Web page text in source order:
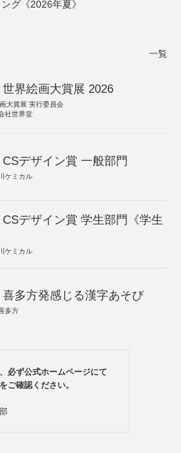
グ《2026年夏》
一覧
世界絵画大賞展 2026
大賞展 実行委員会
社世界堂
デザイン賞 一般部門
ケミカル
CSデザイン賞 学生部門《学生
ケミカル
喜多方発感じる漢字あそび
多方
必ず公式ホームページにて
ご確認ください。